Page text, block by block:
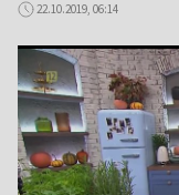
22.10.2019, 06:14